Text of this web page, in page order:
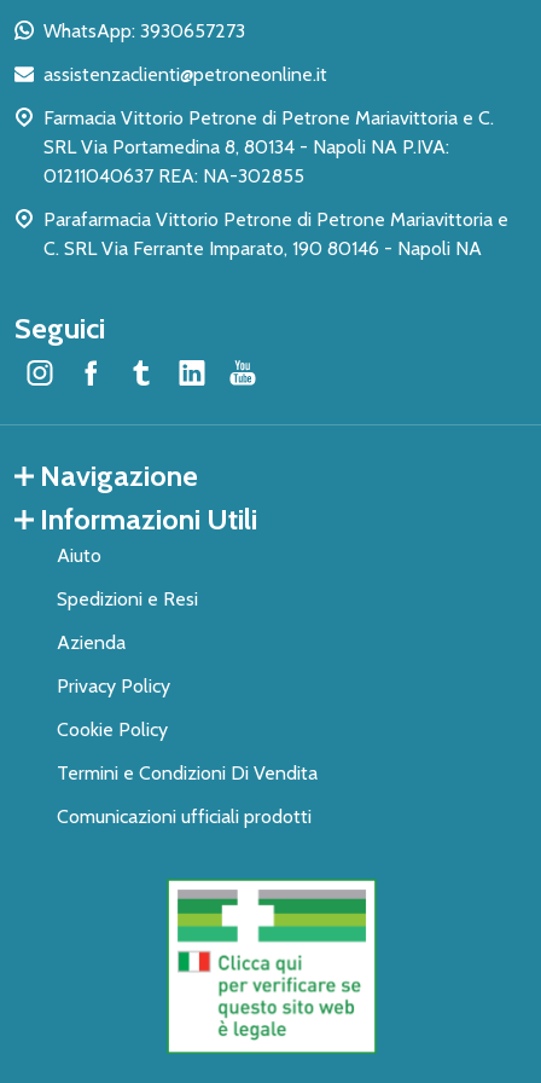
piè
pagina
WhatsApp: 3930657273
assistenzaclienti@petroneonline.it
Farmacia Vittorio Petrone di Petrone Mariavittoria e C.
SRL Via Portamedina 8, 80134 - Napoli NA P.IVA:
01211040637 REA: NA-302855
Parafarmacia Vittorio Petrone di Petrone Mariavittoria e
C. SRL Via Ferrante Imparato, 190 80146 - Napoli NA
Seguici
Navigazione
Informazioni Utili
Aiuto
Spedizioni e Resi
Azienda
Privacy Policy
Cookie Policy
Termini e Condizioni Di Vendita
Comunicazioni ufficiali prodotti